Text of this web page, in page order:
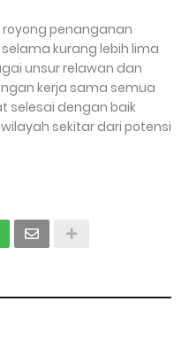
penanganan
kurang lebih lima
unsur relawan dan
kerja sama semua
selesai dengan baik
sekitar dari potensi